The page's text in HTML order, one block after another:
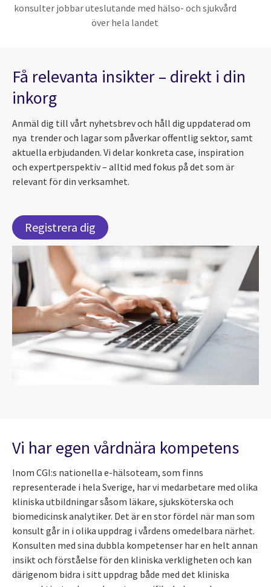
konsulter jobbar uteslutande med hälso- och sjukvård
över hela landet
Få relevanta insikter – direkt i din
inkorg
Anmäl dig till vårt nyhetsbrev och håll dig uppdaterad om
nya trender och lagar som påverkar offentlig sektor, samt
aktuella erbjudanden. Vi delar konkreta case, inspiration
och expertperspektiv – alltid med fokus på det som är
relevant för din verksamhet.
Registrera dig
Vi har egen vårdnära kompetens
Inom CGI:s nationella e-hälsoteam, som finns
representerade i hela Sverige, har vi medarbetare med olika
kliniska utbildningar såsom läkare, sjuksköterska och
biomedicinsk analytiker. Det är en stor fördel när man som
konsult går in i olika uppdrag i vårdens omedelbara närhet.
Konsulten med sina dubbla kompetenser har en helt annan
insikt och förståelse för den kliniska verkligheten och kan
därigenom bidra i sitt uppdrag både med det kliniska